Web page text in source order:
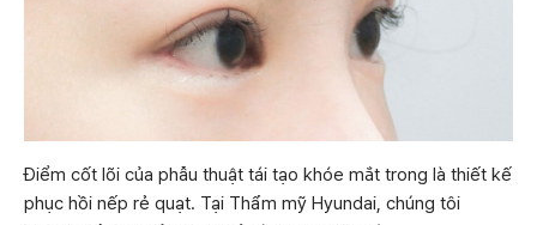
Điểm cốt lõi của phẫu thuật tái tạo khóe mắt trong là thiết kế
phục hồi nếp rẻ quạt. Tại Thẩm mỹ Hyundai, chúng tôi